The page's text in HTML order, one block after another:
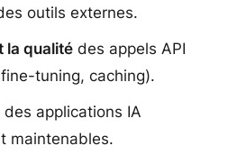
outils externes.
la qualité des appels API
tuning, caching).
des applications IA
maintenables.